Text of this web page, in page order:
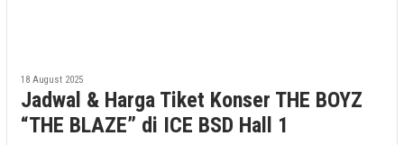
18 August 2025
Jadwal & Harga Tiket Konser THE BOYZ
“THE BLAZE” di ICE BSD Hall 1